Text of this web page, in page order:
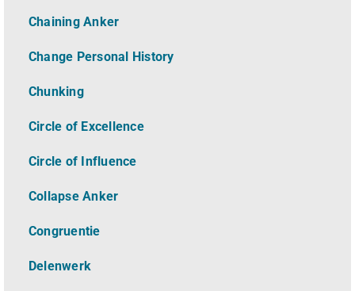
Chaining Anker
Change Personal History
Chunking
Circle of Excellence
Circle of Influence
Collapse Anker
Congruentie
Delenwerk